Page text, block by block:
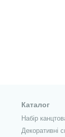
Каталог
Набір
Декоративні